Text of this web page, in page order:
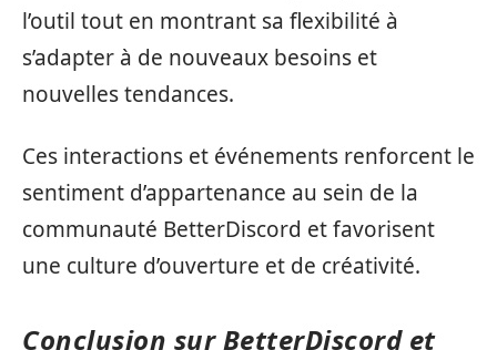
l’outil tout en montrant sa flexibilité à
s’adapter à de nouveaux besoins et
nouvelles tendances.
Ces interactions et événements renforcent le
sentiment d’appartenance au sein de la
communauté BetterDiscord et favorisent
une culture d’ouverture et de créativité.
Conclusion sur BetterDiscord et